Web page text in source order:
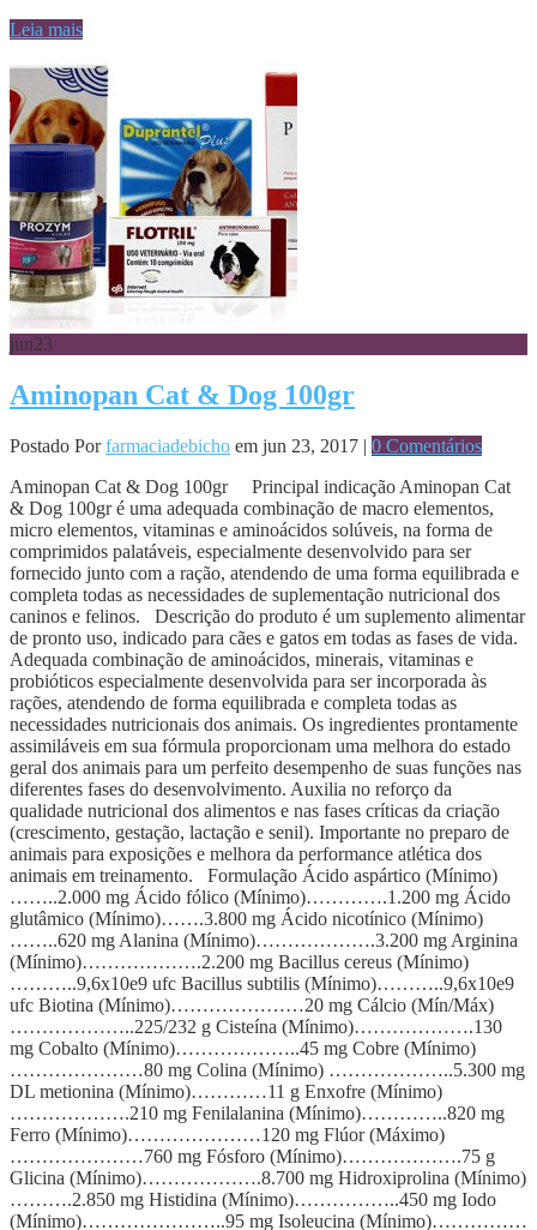
Leia mais
jun23
Aminopan Cat & Dog 100gr
Postado Porfarmaciadebicho em jun 23, 2017 | 0 Comentários
Aminopan Cat & Dog 100gr Principal indicação Aminopan Cat
& Dog 100gr é uma adequada combinação de macro elementos,
micro elementos, vitaminas e aminoácidos solúveis, na forma de
comprimidos palatáveis, especialmente desenvolvido para ser
fornecido junto com a ração, atendendo de uma forma equilibrada e
completa todas as necessidades de suplementação nutricional dos
caninos e felinos. Descrição do produto é um suplemento alimentar
de pronto uso, indicado para cães e gatos em todas as fases de vida.
Adequada combinação de aminoácidos, minerais, vitaminas e
probióticos especialmente desenvolvida para ser incorporada às
rações, atendendo de forma equilibrada e completa todas as
necessidades nutricionais dos animais. Os ingredientes prontamente
assimiláveis em sua fórmula proporcionam uma melhora do estado
geral dos animais para um perfeito desempenho de suas funções nas
diferentes fases do desenvolvimento. Auxilia no reforço da
qualidade nutricional dos alimentos e nas fases críticas da criação
(crescimento, gestação, lactação e senil). Importante no preparo de
animais para exposições e melhora da performance atlética dos
animais em treinamento. Formulação Ácido aspártico (Mínimo)
……..2.000 mg Ácido fólico (Mínimo)………….1.200 mg Ácido
glutâmico (Mínimo)…….3.800 mg Ácido nicotínico (Mínimo)
……..620 mg Alanina (Mínimo)……………….3.200 mg Arginina
(Mínimo)……………….2.200 mg Bacillus cereus (Mínimo)
………..9,6x10e9 ufc Bacillus subtilis (Mínimo)………..9,6x10e9
ufc Biotina (Mínimo)…………………20 mg Cálcio (Mín/Máx)
………………..225/232 g Cisteína (Mínimo)……………….130
mg Cobalto (Mínimo)………………..45 mg Cobre (Mínimo)
…………………80 mg Colina (Mínimo) ………………..5.300 mg
DL metionina (Mínimo)…………11 g Enxofre (Mínimo)
……………….210 mg Fenilalanina (Mínimo)…………..820 mg
Ferro (Mínimo)…………………120 mg Flúor (Máximo)
…………………760 mg Fósforo (Mínimo)……………….75 g
Glicina (Mínimo)……………….8.700 mg Hidroxiprolina (Mínimo)
……….2.850 mg Histidina (Mínimo)……………..450 mg Iodo
(Mínimo)…………………..95 mg Isoleucina (Mínimo)……………